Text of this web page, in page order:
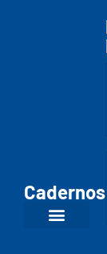
Cadernos